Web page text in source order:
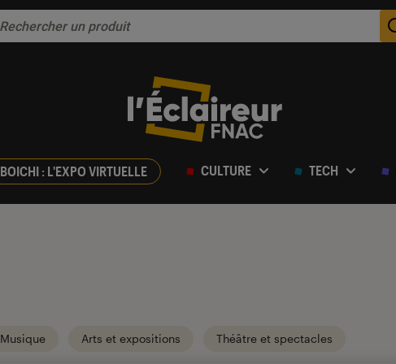
BOICHI : L'EXPO VIRTUELLE CULTURE TECH
Musique Arts et expositions Théâtre et spectacles